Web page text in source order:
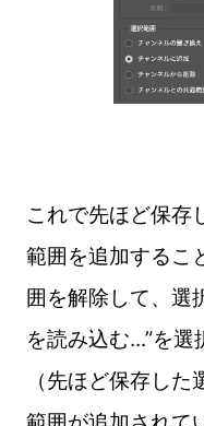
これで先ほど保存
範囲を追加するこ
囲を解除して、選
を読み込む...”を選
（先ほど保存し